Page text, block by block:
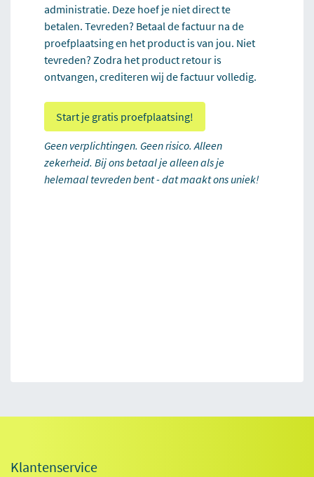
administratie. Deze hoef je niet direct te
betalen. Tevreden? Betaal de factuur na de
proefplaatsing en het product is van jou. Niet
tevreden? Zodra het product retour is
ontvangen, crediteren wij de factuur volledig.
Start je gratis proefplaatsing!
Geen verplichtingen. Geen risico. Alleen
zekerheid. Bij ons betaal je alleen als je
helemaal tevreden bent - dat maakt ons uniek!
Klantenservice